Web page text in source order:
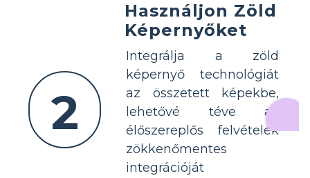
2
Használjon Zöld
Képernyőket
Integrálja a zöld
képernyő technológiát
az összetett képekbe,
lehetővé téve az
élőszereplős felvételek
zökkenőmentes
integrációját